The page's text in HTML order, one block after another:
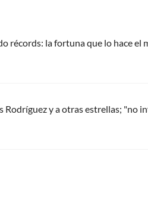
récords: la fortuna que lo hace el
Rodríguez y a otras estrellas; "no